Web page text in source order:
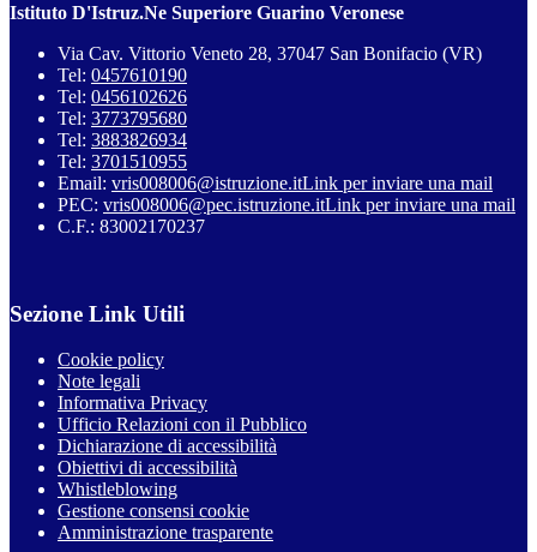
Istituto D'Istruz.Ne Superiore Guarino Veronese
Via Cav. Vittorio Veneto 28, 37047 San Bonifacio (VR)
Tel: 0457610190
Tel: 0456102626
Tel: 3773795680
Tel: 3883826934
Tel: 3701510955
Email: vris008006@istruzione.itLink per inviare una mail
PEC: vris008006@pec.istruzione.itLink per inviare una mail
C.F.: 83002170237
Sezione Link Utili
Cookie policy
Note legali
Informativa Privacy
Ufficio Relazioni con il Pubblico
Dichiarazione di accessibilità
Obiettivi di accessibilità
Whistleblowing
Gestione consensi cookie
Amministrazione trasparente